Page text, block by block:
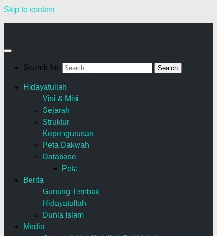
Skip to content
Search for:
Hidayatullah
Visi & Misi
Sejarah
Struktur
Kepengurusan
Peta Dakwah
Database
Peta
Berita
Gunung Tembak
Hidayatullah
Dunia Islam
Media